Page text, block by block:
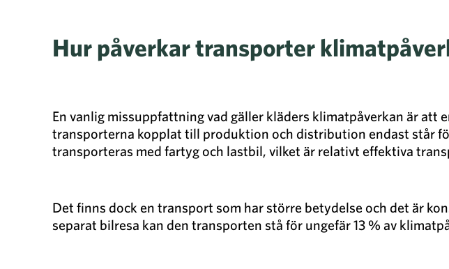
Hur påverkar transporter
En vanlig missuppfattning vad gäller kläders klimatpåverkan är
transporterna kopplat till produktion och distribution endast står
transporteras med fartyg och lastbil, vilket är relativt effektiva
Det finns dock en transport som har större betydelse och det är
separat bilresa kan den transporten stå för ungefär 13 % av